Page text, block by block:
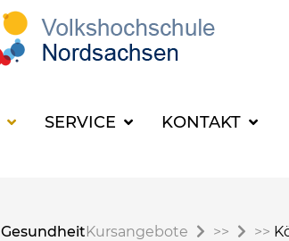
SERVICE KONTAKT
GesundheitKursangebote >> >>